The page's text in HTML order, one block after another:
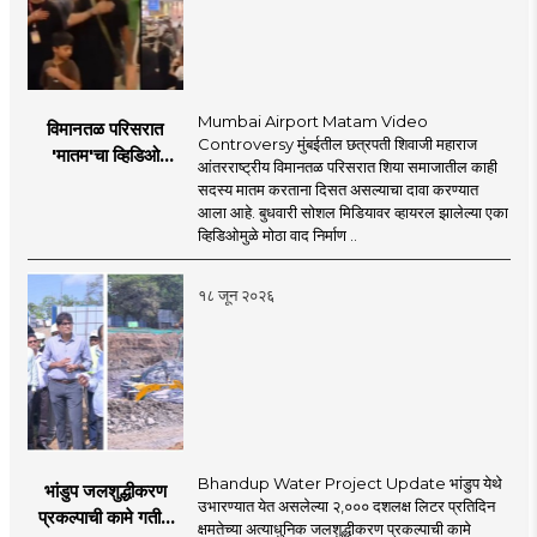
nation and the national interest...
'smart' era, information is available in
abundance in the Internet-enabled
information explosion. However, there is a
need for complementary knowledge to
determine a modern role and approach
that is compatible with culture,
motionlessness and tradition.
Telegram, MahaMTB WhatsApp Group etc.
through social media and advanced avatar
content. We are coming before you. Role in
the new era, 'smart' journalism with a view,
'smart' multimedia for the new era, and
journalism for a 'smart' Maharashtra will
be the side of the game.
विमानतळ परिसरात
'मातम'चा व्हिडिओ
Mumbai Airport Matam Video
Controversy मुंबईतील छत्रपती शिवाजी महाराज
आंतरराष्ट्रीय विमानतळ परिसरात शिया समाजातील काही
सदस्य मातम करताना दिसत असल्याचा दावा करण्यात
आला आहे. बुधवारी सोशल मिडियावर व्हायरल झालेल्या एका
व्हिडिओमुळे मोठा वाद निर्माण ..
१८ जून २०२६
भांडुप जलशुद्धीकरण
प्रकल्पाची कामे गतीने
Bhandup Water Project Update भांडुप येथे
उभारण्यात येत असलेल्या २,००० दशलक्ष लिटर प्रतिदिन
क्षमतेच्या अत्याधुनिक जलशुद्धीकरण प्रकल्पाची कामे